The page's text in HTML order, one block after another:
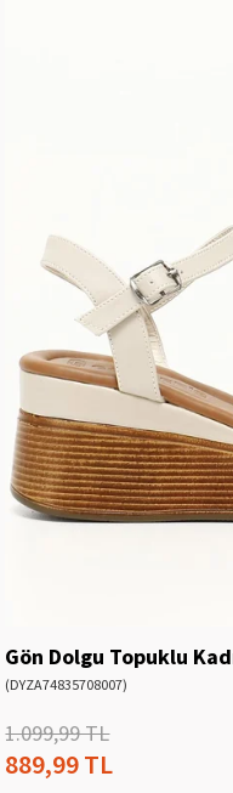
Gön Dolgu Topuklu
(DYZA74835708007)
1.099,99 TL
889,99 TL